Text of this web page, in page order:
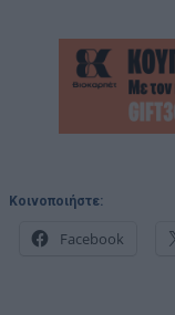
Κοινοποιήστε:
Facebook